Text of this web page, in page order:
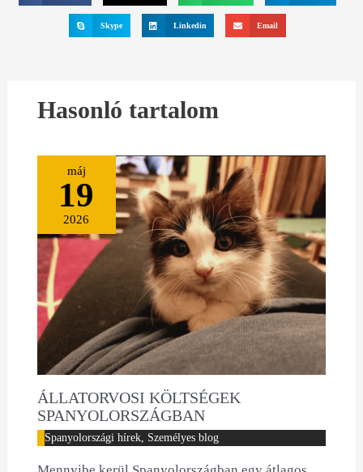
Skype Linkedin Email
Hasonló tartalom
máj
19
2026
ÁLLATORVOSI KÖLTSÉGEK
SPANYOLORSZÁGBAN
Spanyolországi hírek, Személyes blog